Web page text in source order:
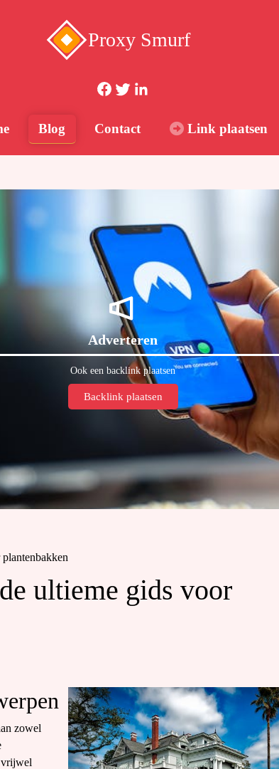
Proxy Smurf
Blog Contact Link plaatsen
Adverteren
Ook een backlink plaatsen
Backlink plaatsen
ultieme gids voor
zowel
vrijwel